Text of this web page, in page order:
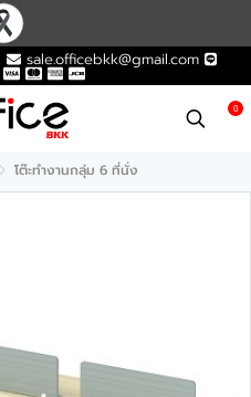
sale.officebkk@gmail.com
0
โต๊ะทำงานกลุ่ม 6 ที่นั่ง